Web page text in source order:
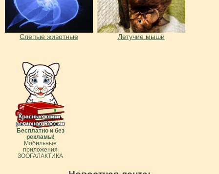
Слепые животные Летучие мыши
Бесплатно и без
рекламы!
Мобильные
приложения
ЗООГАЛАКТИКА